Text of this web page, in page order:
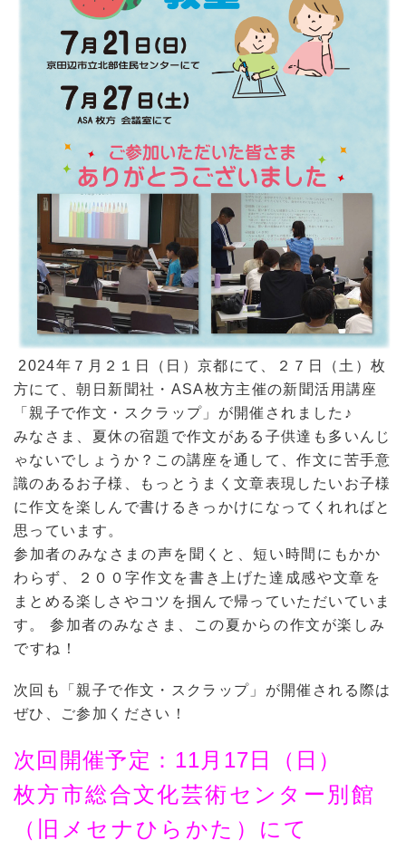
2024年７月２１日（日）京都にて、２７日（土）枚
方にて、朝日新聞社・ASA枚方主催の新聞活用講座
「親子で作文・スクラップ」が開催されました♪
みなさま、夏休の宿題で作文がある子供達も多いんじ
ゃないでしょうか？ この講座を通して、作文に苦手意
識のあるお子様、もっとうまく文章表現したいお子様
に作文を楽しん で書ける きっかけになってくれればと
思っています。
参加者のみなさまの声を聞くと、短い時間にもかか
わらず、２００字作文を書き上げた達成感や文章を
まとめる楽しさやコツを掴んで帰っていただいていま
す。参加者のみなさま、この夏からの作文が楽しみ
ですね！
次回も「親子で作文・スクラップ」が開催される際は
ぜひ、ご参加ください！
次回開催予定：11月17日（日）
枚方市総合文化芸術センター別館
（旧メセナひらかた） にて